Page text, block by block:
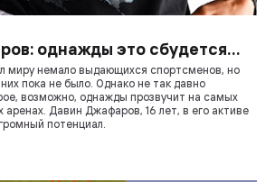
однажды это сбудется…
миру немало выдающихся спортсменов, но
пока не было. Однако не так давно
возможно, однажды прозвучит на самых
Давин Джафаров, 16 лет, в его активе
потенциал.